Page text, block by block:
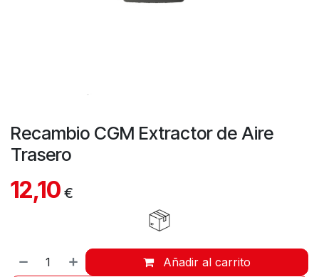
Recambio CGM Extractor de Aire
Trasero
12,10 €
Añadir al carrito